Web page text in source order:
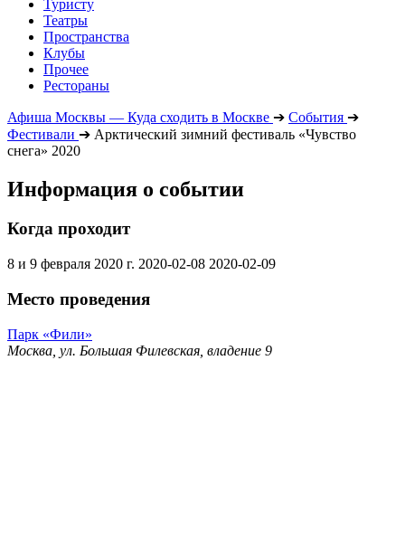
Туристу
Театры
Пространства
Клубы
Прочее
Рестораны
Афиша Москвы — Куда сходить в Москве ➔ События ➔
Фестивали ➔ Арктический зимний фестиваль «Чувство
снега» 2020
Информация о событии
Когда проходит
8 и 9 февраля 2020 г. 2020-02-08 2020-02-09
Место проведения
Парк «Фили»
Москва, ул. Большая Филевская, владение 9